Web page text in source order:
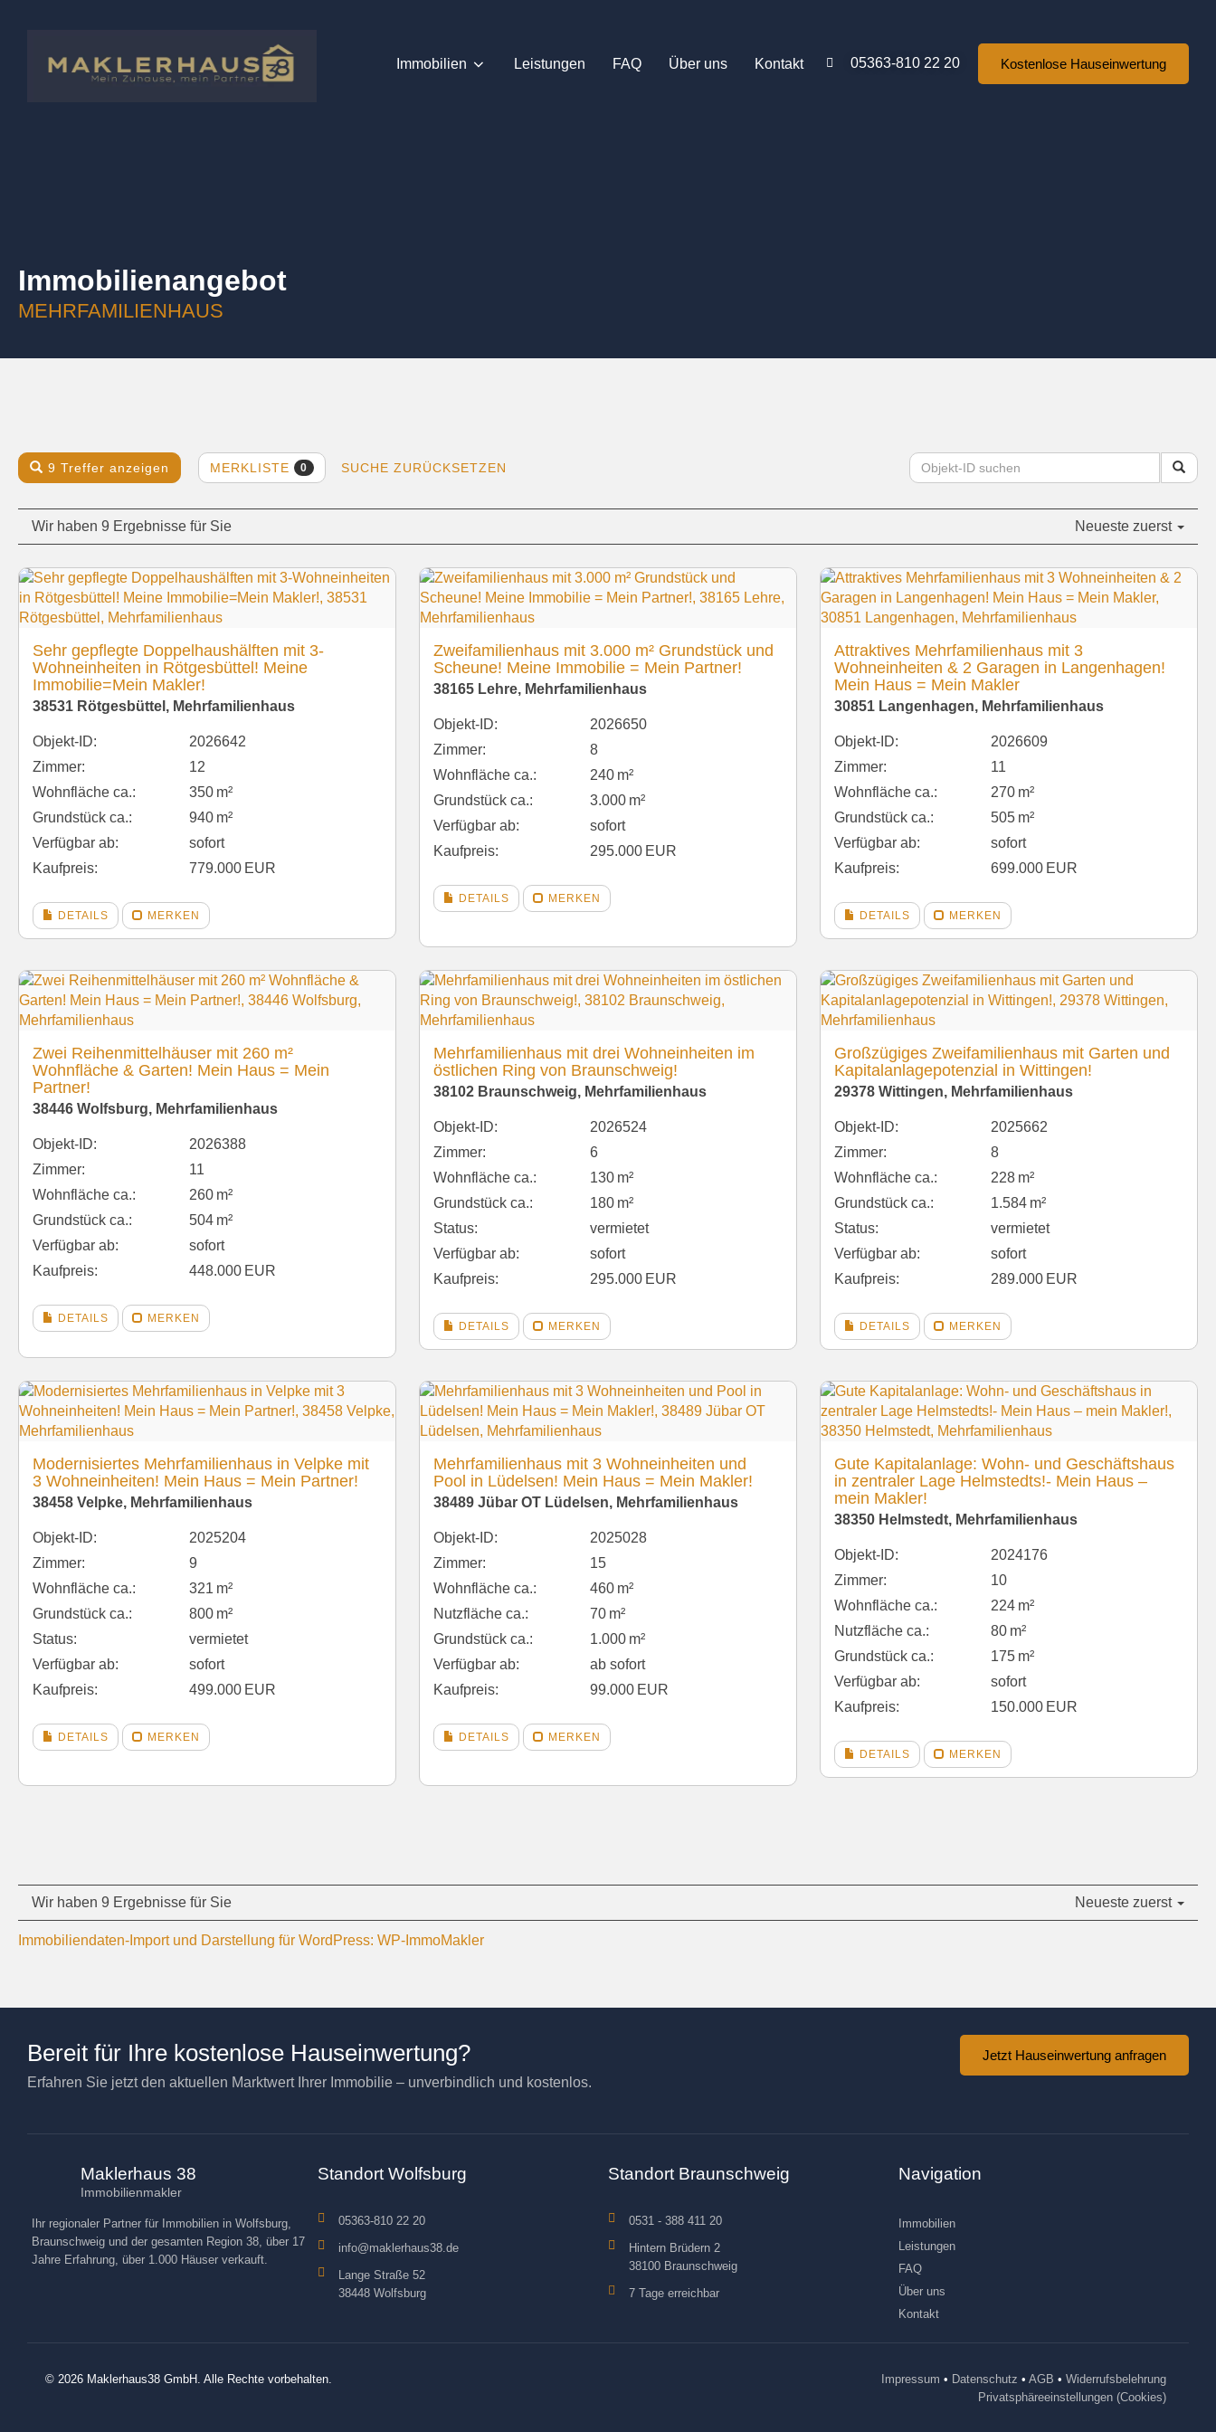
Immobilien Leistungen FAQ Über uns Kontakt 05363-810 22 20 Kostenlose Hauseinwertung
Immobilien­angebot
MEHRFAMILIENHAUS
9 Treffer anzeigen MERKLISTE 0 SUCHE ZURÜCKSETZEN
Wir haben 9 Ergebnisse für Sie Neueste zuerst
Sehr gepflegte Doppelhaushälften mit 3-
Wohneinheiten in Rötgesbüttel! Meine
Immobilie=Mein Makler!
38531 Rötgesbüttel, Mehrfamilienhaus
Objekt-ID:
2026642
Zimmer:
12
Wohnfläche ca.:
350 m²
Grund­stück ca.:
940 m²
Verfügbar ab:
sofort
Kaufpreis:
779.000 EUR
DETAILS MERKEN
Zweifamilienhaus mit 3.000 m² Grundstück und
Scheune! Meine Immobilie = Mein Partner!
38165 Lehre, Mehrfamilienhaus
Objekt-ID:
2026650
Zimmer:
8
Wohnfläche ca.:
240 m²
Grund­stück ca.:
3.000 m²
Verfügbar ab:
sofort
Kaufpreis:
295.000 EUR
DETAILS MERKEN
Attraktives Mehrfamilienhaus mit 3
Wohneinheiten & 2 Garagen in Langenhagen!
Mein Haus = Mein Makler
30851 Langenhagen, Mehrfamilienhaus
Objekt-ID:
2026609
Zimmer:
11
Wohnfläche ca.:
270 m²
Grund­stück ca.:
505 m²
Verfügbar ab:
sofort
Kaufpreis:
699.000 EUR
DETAILS MERKEN
Zwei Reihenmittelhäuser mit 260 m²
Wohnfläche & Garten! Mein Haus = Mein
Partner!
38446 Wolfsburg, Mehrfamilienhaus
Objekt-ID:
2026388
Zimmer:
11
Wohnfläche ca.:
260 m²
Grund­stück ca.:
504 m²
Verfügbar ab:
sofort
Kaufpreis:
448.000 EUR
DETAILS MERKEN
Mehrfamilienhaus mit drei Wohneinheiten im
östlichen Ring von Braunschweig!
38102 Braunschweig, Mehrfamilienhaus
Objekt-ID:
2026524
Zimmer:
6
Wohnfläche ca.:
130 m²
Grund­stück ca.:
180 m²
Status:
vermietet
Verfügbar ab:
sofort
Kaufpreis:
295.000 EUR
DETAILS MERKEN
Großzügiges Zweifamilienhaus mit Garten und
Kapitalanlagepotenzial in Wittingen!
29378 Wittingen, Mehrfamilienhaus
Objekt-ID:
2025662
Zimmer:
8
Wohnfläche ca.:
228 m²
Grund­stück ca.:
1.584 m²
Status:
vermietet
Verfügbar ab:
sofort
Kaufpreis:
289.000 EUR
DETAILS MERKEN
Modernisiertes Mehrfamilienhaus in Velpke mit
3 Wohneinheiten! Mein Haus = Mein Partner!
38458 Velpke, Mehrfamilienhaus
Objekt-ID:
2025204
Zimmer:
9
Wohnfläche ca.:
321 m²
Grund­stück ca.:
800 m²
Status:
vermietet
Verfügbar ab:
sofort
Kaufpreis:
499.000 EUR
DETAILS MERKEN
Mehrfamilienhaus mit 3 Wohneinheiten und
Pool in Lüdelsen! Mein Haus = Mein Makler!
38489 Jübar OT Lüdelsen, Mehrfamilienhaus
Objekt-ID:
2025028
Zimmer:
15
Wohnfläche ca.:
460 m²
Nutzfläche ca.:
70 m²
Grund­stück ca.:
1.000 m²
Verfügbar ab:
ab sofort
Kaufpreis:
99.000 EUR
DETAILS MERKEN
Gute Kapitalanlage: Wohn- und Geschäftshaus
in zentraler Lage Helmstedts!- Mein Haus –
mein Makler!
38350 Helmstedt, Mehrfamilienhaus
Objekt-ID:
2024176
Zimmer:
10
Wohnfläche ca.:
224 m²
Nutzfläche ca.:
80 m²
Grund­stück ca.:
175 m²
Verfügbar ab:
sofort
Kaufpreis:
150.000 EUR
DETAILS MERKEN
Wir haben 9 Ergebnisse für Sie Neueste zuerst
Immobiliendaten-Import und Darstellung für WordPress: WP-ImmoMakler
Bereit für Ihre kostenlose Hauseinwertung?
Erfahren Sie jetzt den aktuellen Marktwert Ihrer Immobilie – unverbindlich und kostenlos.
Jetzt Hauseinwertung anfragen
Maklerhaus 38
Immobilienmakler
Ihr regionaler Partner für Immobilien in Wolfsburg,
Braunschweig und der gesamten Region 38, über 17
Jahre Erfahrung, über 1.000 Häuser verkauft.
Standort Wolfsburg
05363-810 22 20
info@maklerhaus38.de
Lange Straße 52
38448 Wolfsburg
Standort Braunschweig
0531 - 388 411 20
Hintern Brüdern 2
38100 Braunschweig
7 Tage erreichbar
Navigation
Immobilien
Leistungen
FAQ
Über uns
Kontakt
© 2026 Maklerhaus38 GmbH. Alle Rechte vorbehalten. Impressum • Datenschutz • AGB • Widerrufsbelehrung
Privatsphäreeinstellungen (Cookies)